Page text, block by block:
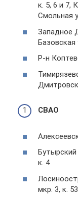
к. 5, 6 и 7,
Смольная
Западное
Базовская
Р-н
СВАО
Бутырский
к. 4
мкр. 3, к.